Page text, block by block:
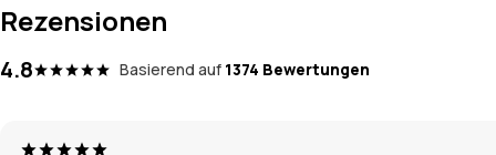
Rezensionen
4.8 Basierend auf 1374 Bewertungen